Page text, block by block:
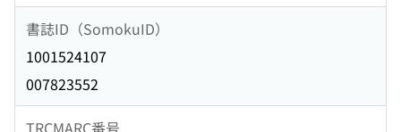
書誌ID（SomokuID）
1001524107
007823552
TRCMARC番号